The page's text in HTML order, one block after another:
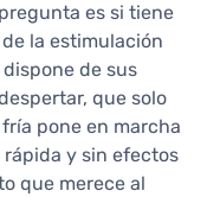
es si tiene
la estimulación
de sus
que solo
pone en marcha
y sin efectos
que merece al